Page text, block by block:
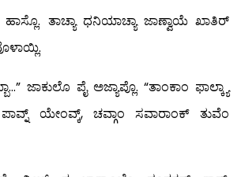
ತಾಚ್ಯಾ ಧನಿಯಾಚ್ಯಾ ಜಾಣ್ವಾಯೆ ಖಾತಿರ್
ಜಾಕುಲೊ ಪೈ ಅಜ್ಯಾಪ್ಲೊ. “ತಾಂಕಾಂ ಫಾಲ್ಕ್ಯಾ
ಯೇಂವ್ಕ್, ಚವ್ಗಾಂ ಸವಾರಾಂಕ್ ತುವೆಂ